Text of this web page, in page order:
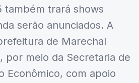
também trará shows
serão anunciados. A
de Marechal
por meio da Secretaria de
Econômico, com apoio